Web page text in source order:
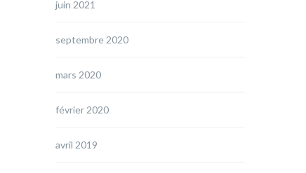
juin 2021
septembre 2020
mars 2020
février 2020
avril 2019